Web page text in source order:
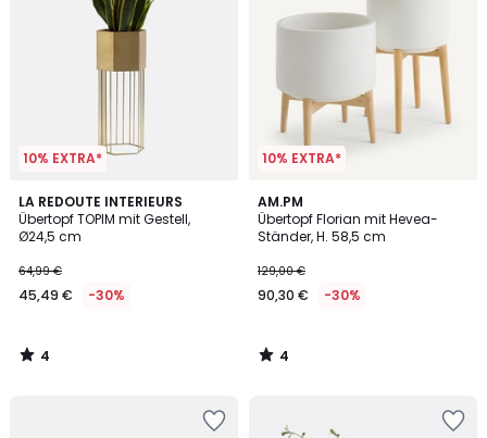
10% EXTRA*
LA REDOUTE INTERIEURS
Übertopf TOPIM mit Gestell,
Ø24,5 cm
64,99 €
45,49 € -30%
4
/
5
4
/
10% EXTRA*
AM.PM
Übertopf Florian mit Hevea-
Ständer, H. 58,5 cm
129,00 €
90,30 € -30%
4
/
5
4
/